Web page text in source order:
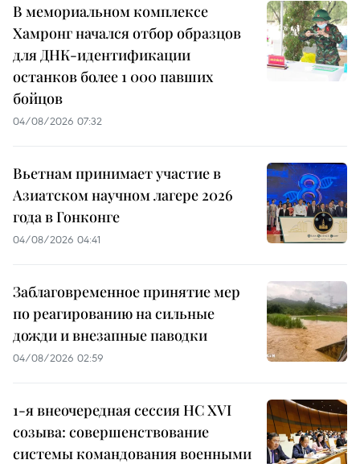
В мемориальном комплексе
Хамронг начался отбор образцов
для ДНК-идентификации
останков более 1 000 павших
бойцов
04/08/2026 07:32
Вьетнам принимает участие в
Азиатском научном лагере 2026
года в Гонконге
04/08/2026 04:41
Заблаговременное принятие мер
по реагированию на сильные
дожди и внезапные паводки
04/08/2026 02:59
1-я внеочередная сессия НС XVI
созыва: совершенствование
системы командования военными